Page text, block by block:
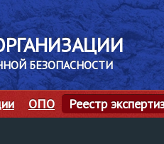
БЕЗОПАСНОСТИ
ОПО Реестр